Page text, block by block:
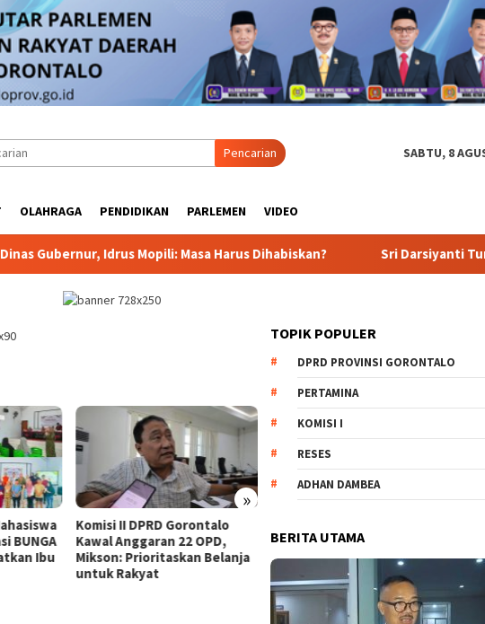
Pencarian SABTU, 8
OLAHRAGA PENDIDIKAN PARLEMEN VIDEO
Idrus Mopili: Masa Harus Dihabiskan? Sri Darsiyanti Tuna:
»
BUNGA
Ibu
Komisi II DPRD Gorontalo
Kawal Anggaran 22 OPD,
Mikson: Prioritaskan Belanja
untuk Rakyat
Ghalieb Perjuangkan
Penyelesaian Pagar SMA
TOPIK POPULER
DPRD PROVINSI GORONTALO
PERTAMINA
KOMISI I
RESES
ADHAN DAMBEA
BERITA UTAMA